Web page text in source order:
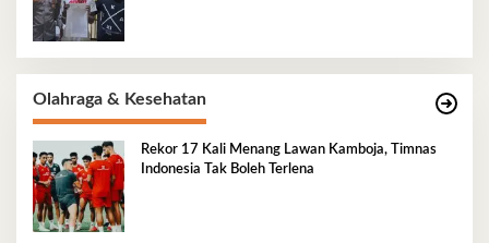
Olahraga & Kesehatan
Rekor 17 Kali Menang Lawan Kamboja, Timnas
Indonesia Tak Boleh Terlena